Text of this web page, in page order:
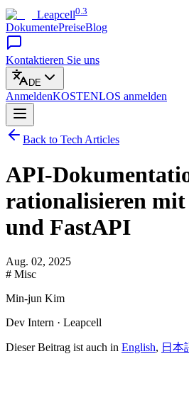
Leapcell0.3
DokumentePreiseBlog
Kontaktieren Sie uns
DE
AnmeldenKOSTENLOS anmelden
Back to Tech Articles
API-
rationalisieren
und FastAPI
Aug. 02, 2025
# Misc
Min-jun Kim
Dev Intern · Leapcell
Dieser Beitrag ist auch in English, 日本